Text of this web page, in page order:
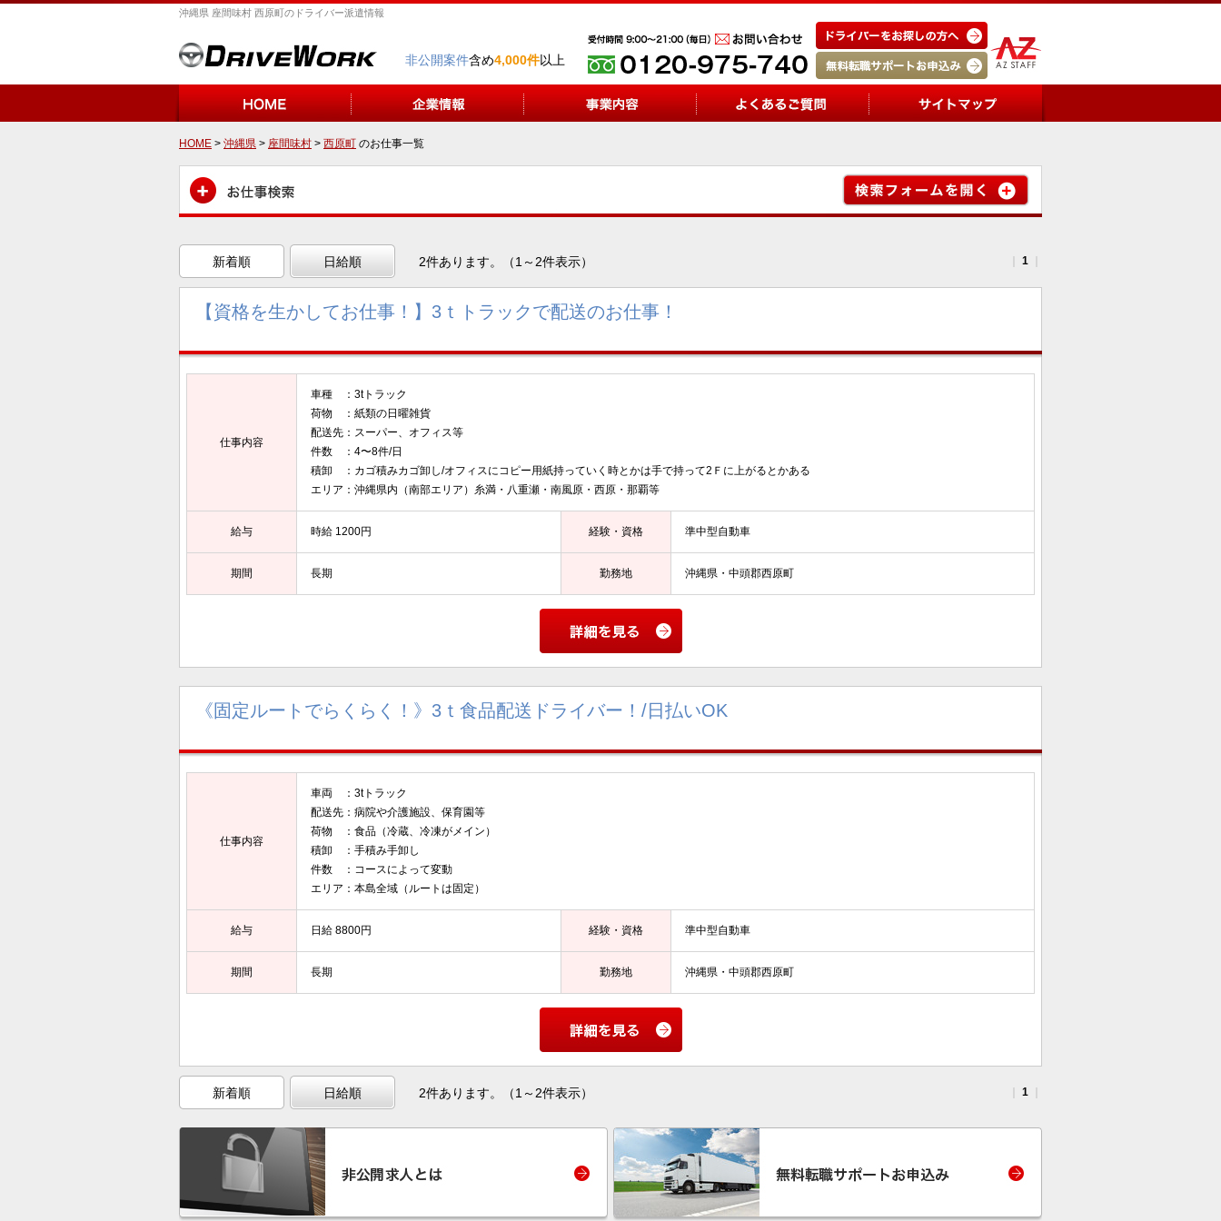
沖縄県 座間味村 西原町のドライバー派遣情報
非公開案件含め4,000件以上
HOME > 沖縄県 > 座間味村 > 西原町 のお仕事一覧
新着順 日給順 2件あります。（1～2件表示） 1
【資格を生かしてお仕事！】3ｔトラックで配送のお仕事！
仕事内容
車種 ：3tトラック
荷物 ：紙類の日曜雑貨
配送先：スーパー、オフィス等
件数 ：4〜8件/日
積卸 ：カゴ積みカゴ卸し/オフィスにコピー用紙持っていく時とかは手で持って2Ｆに上がるとかある
エリア：沖縄県内（南部エリア）糸満・八重瀬・南風原・西原・那覇等
給与 時給 1200円 経験・資格 準中型自動車
期間 長期 勤務地 沖縄県・中頭郡西原町
《固定ルートでらくらく！》3ｔ食品配送ドライバー！/日払いOK
仕事内容
車両 ：3tトラック
配送先：病院や介護施設、保育園等
荷物 ：食品（冷蔵、冷凍がメイン）
積卸 ：手積み手卸し
件数 ：コースによって変動
エリア：本島全域（ルートは固定）
給与 日給 8800円 経験・資格 準中型自動車
期間 長期 勤務地 沖縄県・中頭郡西原町
新着順 日給順 2件あります。（1～2件表示） 1